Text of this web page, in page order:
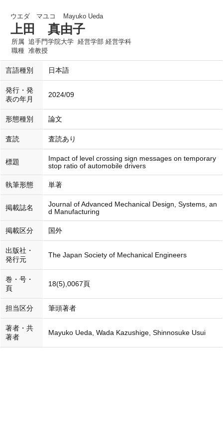
ウエダ マユコ Mayuko Ueda
上田 真由子
所属 追手門学院大学 経営学部 経営学科
職種 准教授
言語種別 日本語
発行・発
表の年月
2024/09
形態種別 論文
査読 査読あり
標題
Impact of level crossing sign messages on temporary
stop ratio of automobile drivers
執筆形態 単著
掲載誌名
Journal of Advanced Mechanical Design, Systems, an
d Manufacturing
掲載区分 国外
出版社・
発行元
The Japan Society of Mechanical Engineers
巻・号・
頁
18(5),0067頁
担当区分 筆頭著者
著者・共
著者
Mayuko Ueda, Wada Kazushige, Shinnosuke Usui